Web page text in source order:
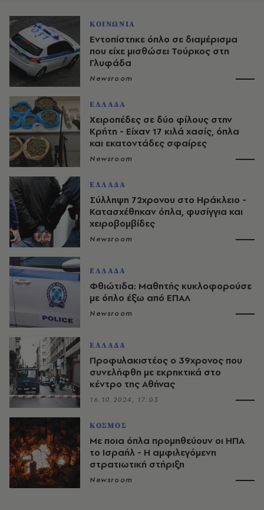
ΚΟΙΝΩΝΙΑ
Εντοπίστηκε όπλο σε διαμέρισμα
που είχε μισθώσει Τούρκος στη
Γλυφάδα
Newsroom
ΕΛΛΑΔΑ
Χειροπέδες σε δύο φίλους στην
Κρήτη - Είχαν 17 κιλά χασίς, όπλα
και εκατοντάδες σφαίρες
Newsroom
ΕΛΛΑΔΑ
Σύλληψη 72χρονου στο Ηράκλειο -
Κατασχέθηκαν όπλα, φυσίγγια και
χειροβομβίδες
Newsroom
ΕΛΛΑΔΑ
Φθιώτιδα: Μαθητής κυκλοφορούσε
με όπλο έξω από ΕΠΑΛ
Newsroom
ΕΛΛΑΔΑ
Προφυλακιστέος ο 39χρονος που
συνελήφθη με εκρηκτικά στο
κέντρο της Αθήνας
16.10.2024, 17:03
ΚΟΣΜΟΣ
Με ποια όπλα προμηθεύουν οι ΗΠΑ
το Ισραήλ - H αμφιλεγόμενη
στρατιωτική στήριξη
Newsroom